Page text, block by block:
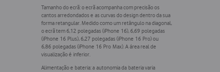
Tamanho do ecrã:o ecrã acompanha com precisão os
cantos arredondados e as curvas do design dentro da sua
forma retangular. Medido como um retângulo na diagonal,
o ecrã tem 6,12 polegadas (iPhone 16), 6,69 polegadas
(iPhone 16 Plus), 6,27 polegadas (iPhone 16 Pro) ou
6,86 polegadas (iPhone 16 Pro Max). A área real de
visualização é inferior.
Alimentação e bateria:a autonomia da bateria varia